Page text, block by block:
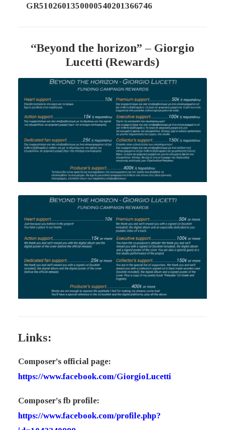
GR5102601350000540201366746
“Beyond the horizon” – Giorgio
Lucetti (Rewards)
Links:
Composer’s official page:
https://www.facebook.com/GiorgioLucetti
Composer’s fb profile:
https://www.facebook.com/profile.php?